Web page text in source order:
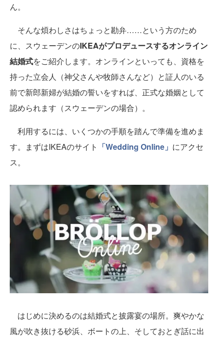
ん。
そんな煩わしさはちょっと勘弁……という方のため
に、スウェーデンのIKEAがプロデュースするオンライン
結婚式をご紹介します。オンラインといっても、資格を
持った立会人（神父さんや牧師さんなど）と証人のいる
前で新郎新婦が結婚の誓いをすれば、正式な婚姻として
認められます（スウェーデンの場合）。
利用するには、いくつかの手順を踏んで準備を進めま
す。まずはIKEAのサイト 「Wedding Online」 にアクセ
ス。
はじめに決めるのは結婚式と披露宴の場所。爽やかな
風が吹き抜ける砂浜、ボートの上、そしておとぎ話に出